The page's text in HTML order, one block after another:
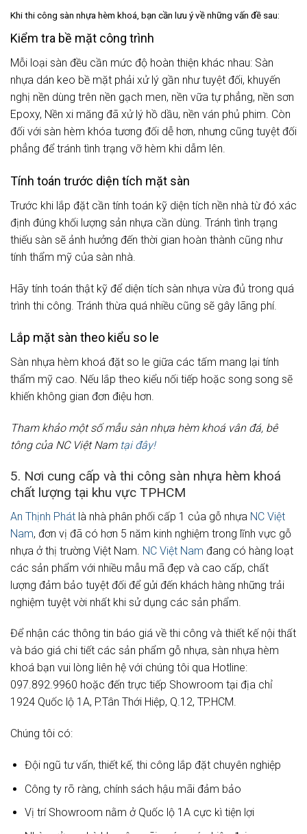
Khi thi công sàn nhựa hèm khoá, bạn cần lưu ý về những vấn đề sau:
Kiểm tra bề mặt công trình
Mỗi loại sàn đều cần mức độ hoàn thiện khác nhau: Sàn
nhựa dán keo bề mặt phải xử lý gần như tuyệt đối, khuyến
nghị nền dùng trên nền gạch men, nền vữa tự phẳng, nền sơn
Epoxy, Nền xi măng đã xử lý hồ dầu, nền ván phủ phim. Còn
đối với sàn hèm khóa tương đối dễ hơn, nhưng cũng tuyệt đối
phẳng để tránh tình trạng vỡ hèm khi dẫm lên.
Tính toán trước diện tích mặt sàn
Trước khi lắp đặt cần tính toán kỹ diện tích nền nhà từ đó xác
định đúng khối lượng sản nhựa cần dùng. Tránh tình trạng
thiếu sàn sẽ ảnh hưởng đến thời gian hoàn thành cũng như
tính thẩm mỹ của sàn nhà.
Hãy tính toán thật kỹ để diện tích sàn nhựa vừa đủ trong quá
trình thi công. Tránh thừa quá nhiều cũng sẽ gây lãng phí.
Lắp mặt sàn theo kiểu so le
Sàn nhựa hèm khoá đặt so le giữa các tấm mang lại tính
thẩm mỹ cao. Nếu lắp theo kiểu nối tiếp hoặc song song sẽ
khiến không gian đơn điệu hơn.
Tham khảo một số mẫu sàn nhựa hèm khoá vân đá, bê
tông của NC Việt Nam tại đây!
5. Nơi cung cấp và thi công sàn nhựa hèm khoá
chất lượng tại khu vực TPHCM
An Thịnh Phát là nhà phân phối cấp 1 của gỗ nhựa NC Việt
Nam, đơn vị đã có hơn 5 năm kinh nghiệm trong lĩnh vực gỗ
nhựa ở thị trường Việt Nam. NC Việt Nam đang có hàng loạt
các sản phẩm với nhiều mẫu mã đẹp và cao cấp, chất
lượng đảm bảo tuyệt đối để gửi đến khách hàng những trải
nghiệm tuyệt vời nhất khi sử dụng các sản phẩm.
Để nhận các thông tin báo giá về thi công và thiết kế nội thất
và báo giá chi tiết các sản phẩm gỗ nhựa, sàn nhựa hèm
khoá bạn vui lòng liên hệ với chúng tôi qua Hotline:
097.892.9960 hoặc đến trực tiếp Showroom tại địa chỉ
1924 Quốc lộ 1A, P.Tân Thới Hiệp, Q.12, TP.HCM.
Chúng tôi có:
Đội ngũ tư vấn, thiết kế, thi công lắp đặt chuyên nghiệp
Công ty rõ ràng, chính sách hậu mãi đảm bảo
Vị trí Showroom nằm ở Quốc lộ 1A cực kì tiện lợi